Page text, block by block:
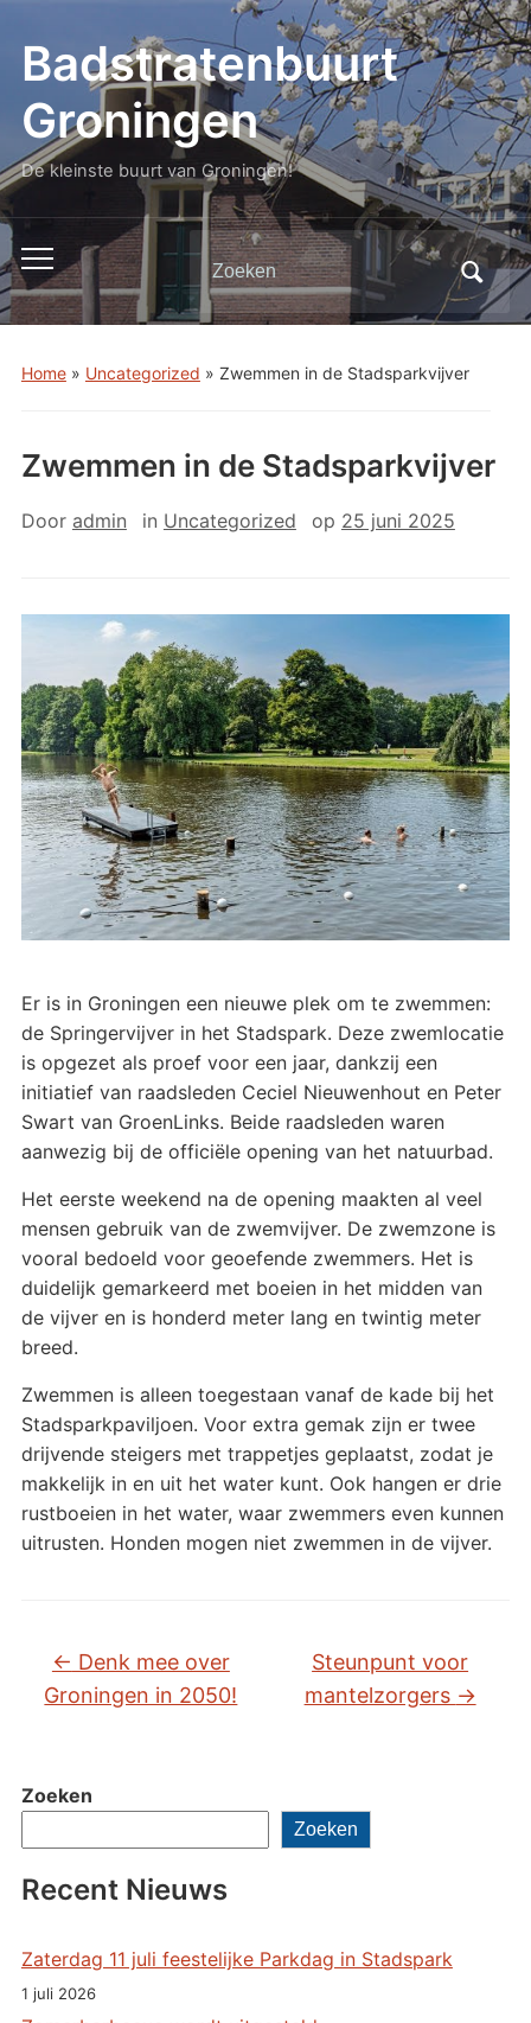
Badstratenbuurt
Groningen
De kleinste buurt van Groningen!
Toggle
mobiel
menu
Zoeken
naar:
Home» Uncategorized » Zwemmen in de Stadsparkvijver
Zoeken
Zoeken
Recent Nieuws
Zaterdag 11 juli feestelijke Parkdag in Stadspark
1 juli 2026
Zwemmen in de Stadsparkvijver
Door admin in Uncategorized op 25 juni 2025
Er is in Groningen een nieuwe plek om te zwemmen:
de Springervijver in het Stadspark. Deze zwemlocatie
is opgezet als proef voor een jaar, dankzij een
initiatief van raadsleden Ceciel Nieuwenhout en Peter
Swart van GroenLinks. Beide raadsleden waren
aanwezig bij de officiële opening van het natuurbad.
Het eerste weekend na de opening maakten al veel
mensen gebruik van de zwemvijver. De zwemzone is
vooral bedoeld voor geoefende zwemmers. Het is
duidelijk gemarkeerd met boeien in het midden van
de vijver en is honderd meter lang en twintig meter
breed.
Zwemmen is alleen toegestaan vanaf de kade bij het
Stadsparkpaviljoen. Voor extra gemak zijn er twee
drijvende steigers met trappetjes geplaatst, zodat je
makkelijk in en uit het water kunt. Ook hangen er drie
rustboeien in het water, waar zwemmers even kunnen
uitrusten. Honden mogen niet zwemmen in de vijver.
← Denk mee over
Groningen in 2050!
Steunpunt voor
mantelzorgers →